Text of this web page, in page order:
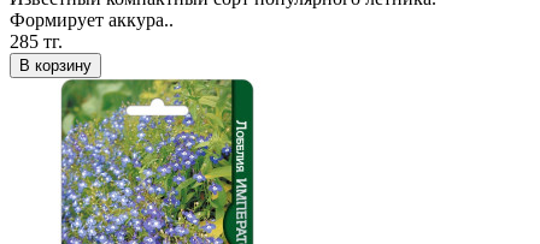
Формирует аккура..
285 тг.
В корзину